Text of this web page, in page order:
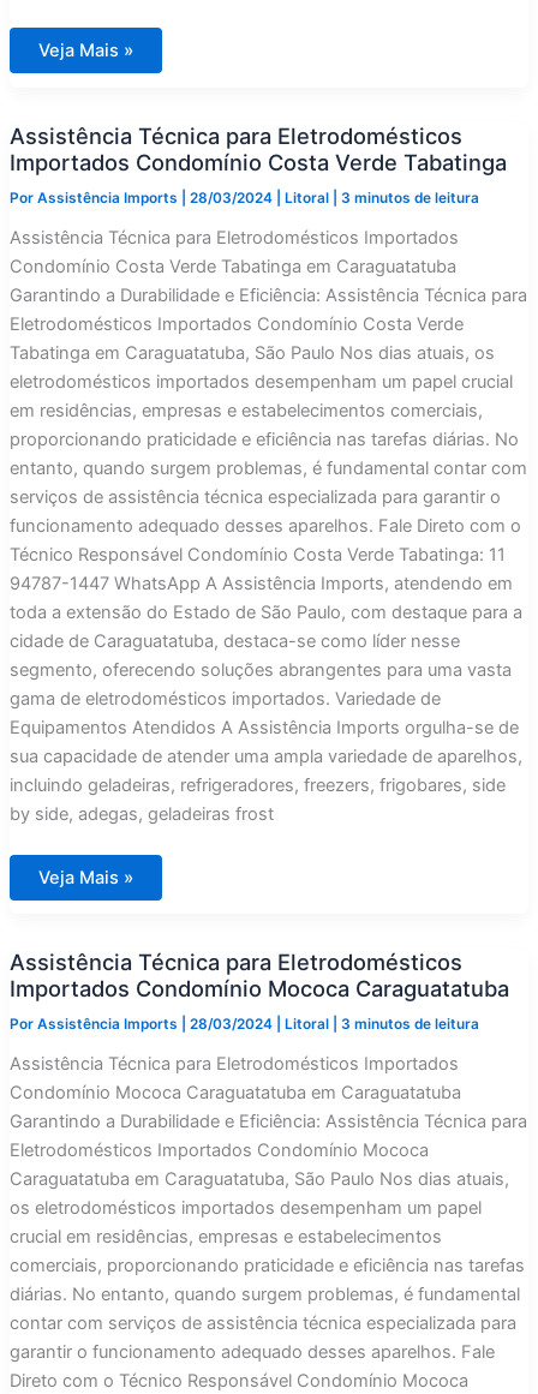
Assistência
Técnica
Condomínio
Residencial
Montanhas
Te
Veja Mais »
Assistência Técnica para Eletrodomésticos
Importados Condomínio Costa Verde Tabatinga
Por Assistência Imports 28/03/2024 Litoral| 3 minutos de leitura
Assistência Técnica para Eletrodomésticos Importados
Condomínio Costa Verde Tabatinga em Caraguatatuba
Garantindo a Durabilidade e Eficiência: Assistência Técnica para
Eletrodomésticos Importados Condomínio Costa Verde
Tabatinga em Caraguatatuba, São Paulo Nos dias atuais, os
eletrodomésticos importados desempenham um papel crucial
em residências, empresas e estabelecimentos comerciais,
proporcionando praticidade e eficiência nas tarefas diárias. No
entanto, quando surgem problemas, é fundamental contar com
serviços de assistência técnica especializada para garantir o
funcionamento adequado desses aparelhos. Fale Direto com o
Técnico Responsável Condomínio Costa Verde Tabatinga: 11
94787-1447 WhatsApp A Assistência Imports, atendendo em
toda a extensão do Estado de São Paulo, com destaque para a
cidade de Caraguatatuba, destaca-se como líder nesse
segmento, oferecendo soluções abrangentes para uma vasta
gama de eletrodomésticos importados. Variedade de
Equipamentos Atendidos A Assistência Imports orgulha-se de
sua capacidade de atender uma ampla variedade de aparelhos,
incluindo geladeiras, refrigeradores, freezers, frigobares, side
by side, adegas, geladeiras frost
Assistência
Técnica
Condomínio
Costa
Verde
Veja Mais »
Assistência Técnica para Eletrodomésticos
Importados Condomínio Mococa Caraguatatuba
Por Assistência Imports 28/03/2024 Litoral| 3 minutos de leitura
Assistência Técnica para Eletrodomésticos Importados
Condomínio Mococa Caraguatatuba em Caraguatatuba
Garantindo a Durabilidade e Eficiência: Assistência Técnica para
Eletrodomésticos Importados Condomínio Mococa
Caraguatatuba em Caraguatatuba, São Paulo Nos dias atuais,
os eletrodomésticos importados desempenham um papel
crucial em residências, empresas e estabelecimentos
comerciais, proporcionando praticidade e eficiência nas tarefas
diárias. No entanto, quando surgem problemas, é fundamental
contar com serviços de assistência técnica especializada para
garantir o funcionamento adequado desses aparelhos. Fale
Direto com o Técnico Responsável Condomínio Mococa